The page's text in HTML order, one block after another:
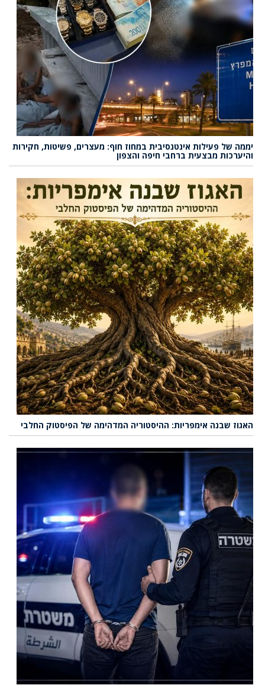
יממה של פעילות אינטנסיבית במחוז חוף: מעצרים, פשיטות, חקירות
והיערכות מבצעית ברחבי חיפה והצפון
האגוז שבנה אימפריות: ההיסטוריה המדהימה של הפיסטוק החלבי